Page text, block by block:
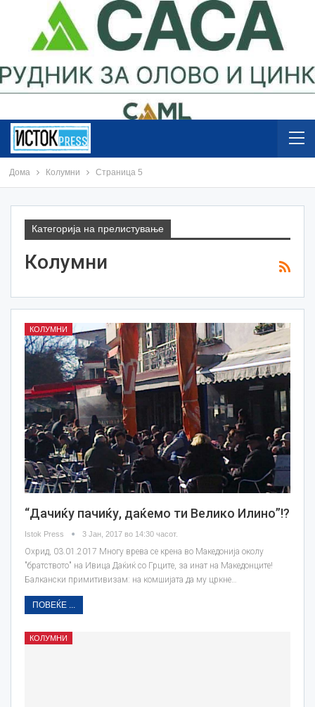
Дома Колумни Страница 5
Категорија на прелистување
Колумни
КОЛУМНИ
“Дачиќу пачиќу, даќемо ти Велико Илино”!?
Istok Press 3 Јан, 2017 во 14:30 часот.
Oхрид, 03.01.2017 Многу врева се крена во Македонија околу
"братството" на Ивица Даќиќ со Грците, за инат на Македонците!
Балкански примитивизам: на комшијата да му цркне…
ПОВЕЌЕ ...
КОЛУМНИ